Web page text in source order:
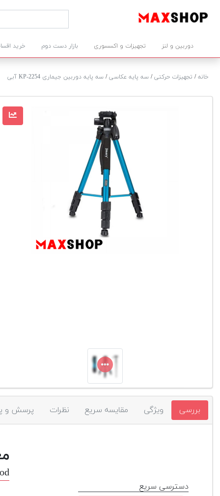
دوربین و لنز تجهیزات و اکسسوری بازار دست دوم خرید
خانه/ تجهیزات حرکتی/ سه پایه عکاسی/ سه پایه دوربین جیماری KP-2254 آبی
بررسی ویژگی مقایسه سریع نظرات پرسش و
دسترسی سریع